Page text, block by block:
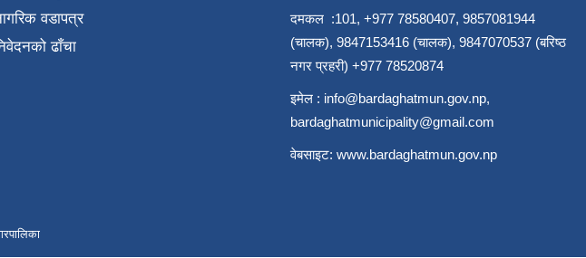
वडापत्र
ढाँचा
दमकल :101, +977 78580407, 9857081944
(चालक), 9847153416 (चालक), 9847070537 (बरिष्ठ
नगर प्रहरी) +977 78520874
इमेल : info@bardaghatmun.gov.np,
bardaghatmunicipality@gmail.com
वेबसाइट: www.bardaghatmun.gov.np